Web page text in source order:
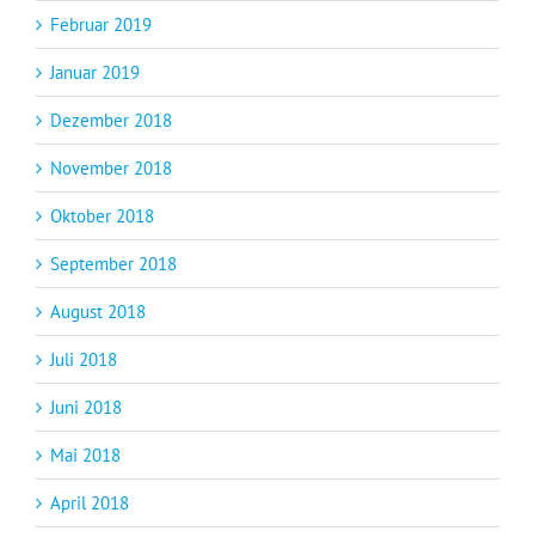
Februar 2019
Januar 2019
Dezember 2018
November 2018
Oktober 2018
September 2018
August 2018
Juli 2018
Juni 2018
Mai 2018
April 2018